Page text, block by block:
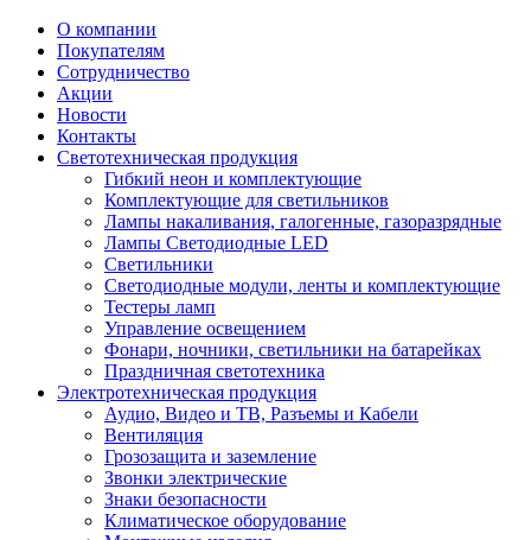
О компании
Покупателям
Сотрудничество
Акции
Новости
Контакты
Светотехническая продукция
Гибкий неон и комплектующие
Комплектующие для светильников
Лампы накаливания, галогенные, газоразрядные
Лампы Светодиодные LED
Светильники
Светодиодные модули, ленты и комплектующие
Тестеры ламп
Управление освещением
Фонари, ночники, светильники на батарейках
Праздничная светотехника
Электротехническая продукция
Аудио, Видео и ТВ, Разъемы и Кабели
Вентиляция
Грозозащита и заземление
Звонки электрические
Знаки безопасности
Климатическое оборудование